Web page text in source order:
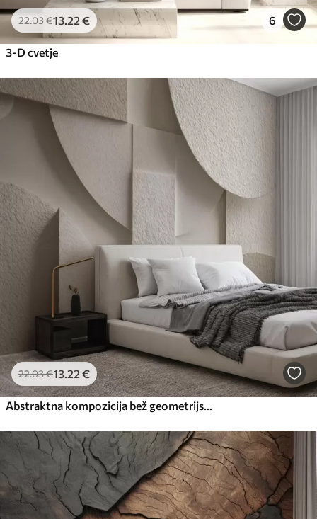
22.03€13 .22 € 6
3-D cvetje
22.03€13 .22 €